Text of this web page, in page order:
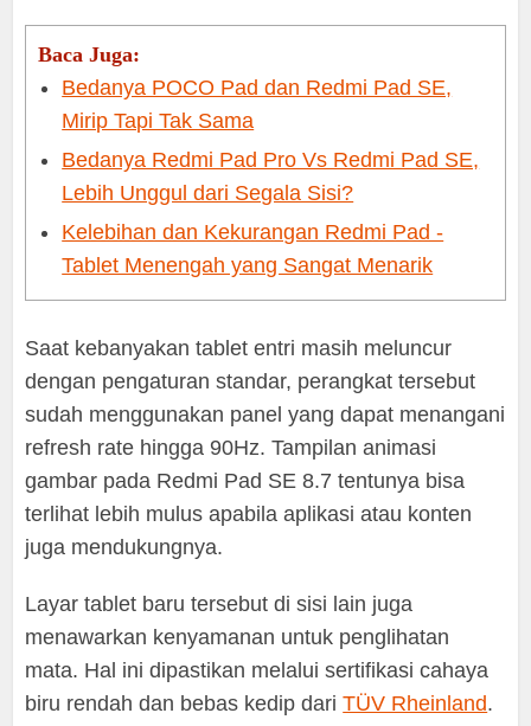
Baca Juga:
Bedanya POCO Pad dan Redmi Pad SE,
Mirip Tapi Tak Sama
Bedanya Redmi Pad Pro Vs Redmi Pad SE,
Lebih Unggul dari Segala Sisi?
Kelebihan dan Kekurangan Redmi Pad -
Tablet Menengah yang Sangat Menarik
Saat kebanyakan tablet entri masih meluncur
dengan pengaturan standar, perangkat tersebut
sudah menggunakan panel yang dapat menangani
refresh rate hingga 90Hz. Tampilan animasi
gambar pada Redmi Pad SE 8.7 tentunya bisa
terlihat lebih mulus apabila aplikasi atau konten
juga mendukungnya.
Layar tablet baru tersebut di sisi lain juga
menawarkan kenyamanan untuk penglihatan
mata. Hal ini dipastikan melalui sertifikasi cahaya
biru rendah dan bebas kedip dariTÜV Rheinland.